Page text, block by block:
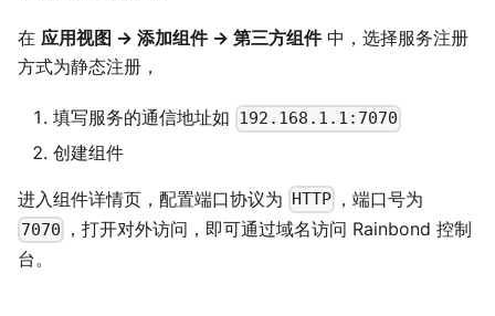
在 应用视图 -> 添加组件 -> 第三方组件中，选择服务注册
方式为静态注册，
填写服务的通信地址如 192.168.1.1:7070
创建组件
进入组件详情页，配置端口协议为 HTTP ，端口号为
7070
，打开对外访问，即可通过域名访问 Rainbond 控制
台。